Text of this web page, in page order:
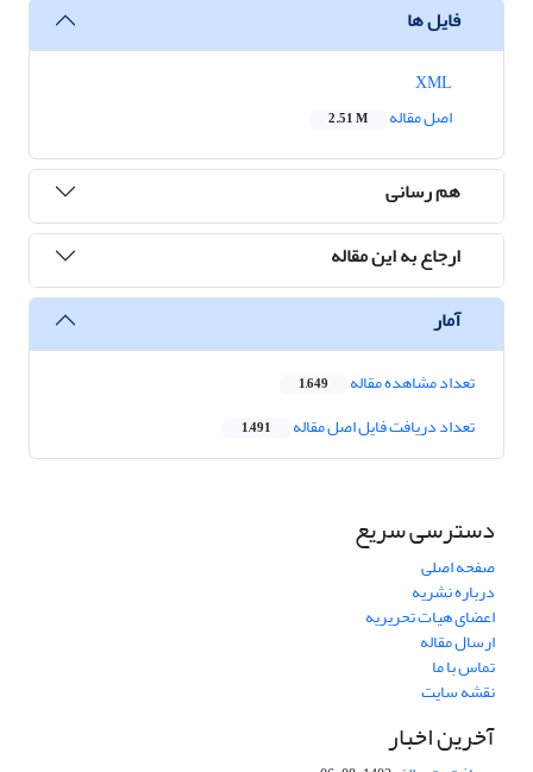
فایل ها
اصل مقاله
2.51 M
هم رسانی
ارجاع به این مقاله
آمار
تعداد مشاهده مقاله 1,649
تعداد دریافت فایل اصل مقاله 1,491
دسترسی سریع
صفحه اصلی
درباره نشریه
اعضای هیات تحریریه
ارسال مقاله
تماس با ما
نقشه سایت
آخرین اخبار